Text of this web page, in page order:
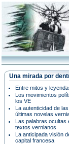
Una mirada por
Entre mitos y
Los movimientos
los VE
La autenticidad de las
últimas novelas
Las palabras ocultas
textos vernianos
La anticipada visión
capital francesa